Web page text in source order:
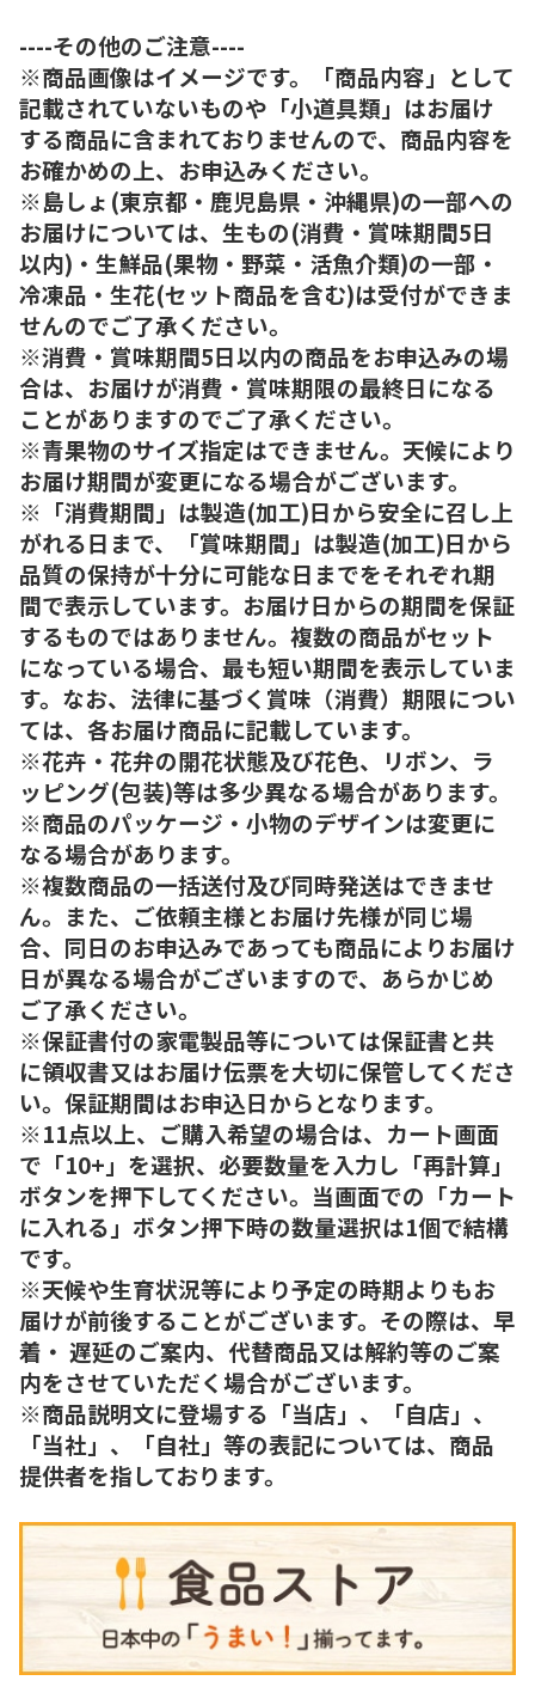
----その他のご注意----
※商品画像はイメージです。「商品内容」として
記載されていないものや「小道具類」はお届け
する商品に含まれておりませんので、商品内容を
お確かめの上、お申込みください。
※島しょ(東京都・鹿児島県・沖縄県)の一部への
お届けについては、生もの(消費・賞味期間5日
以内)・生鮮品(果物・野菜・活魚介類)の一部・
冷凍品・生花(セット商品を含む)は受付ができま
せんのでご了承ください。
※消費・賞味期間5日以内の商品をお申込みの場
合は、お届けが消費・賞味期限の最終日になる
ことがありますのでご了承ください。
※青果物のサイズ指定はできません。天候により
お届け期間が変更になる場合がございます。
※「消費期間」は製造(加工)日から安全に召し上
がれる日まで、「賞味期間」は製造(加工)日から
品質の保持が十分に可能な日までをそれぞれ期
間で表示しています。お届け日からの期間を保証
するものではありません。複数の商品がセット
になっている場合、最も短い期間を表示していま
す。なお、法律に基づく賞味（消費）期限につい
ては、各お届け商品に記載しています。
※花卉・花弁の開花状態及び花色、リボン、ラ
ッピング(包装)等は多少異なる場合があります。
※商品のパッケージ・小物のデザインは変更に
なる場合があります。
※複数商品の一括送付及び同時発送はできませ
ん。また、ご依頼主様とお届け先様が同じ場
合、同日のお申込みであっても商品によりお届け
日が異なる場合がございますので、あらかじめ
ご了承ください。
※保証書付の家電製品等については保証書と共
に領収書又はお届け伝票を大切に保管してくださ
い。保証期間はお申込日からとなります。
※11点以上、ご購入希望の場合は、カート画面
で「10+」を選択、必要数量を入力し「再計算」
ボタンを押下してください。当画面での「カート
に入れる」ボタン押下時の数量選択は1個で結構
です。
※天候や生育状況等により予定の時期よりもお
届けが前後することがございます。その際は、早
着・ 遅延のご案内、代替商品又は解約等のご案
内をさせていただく場合がございます。
※商品説明文に登場する「当店」、「自店」、
「当社」、「自社」等の表記については、商品
提供者を指しております。